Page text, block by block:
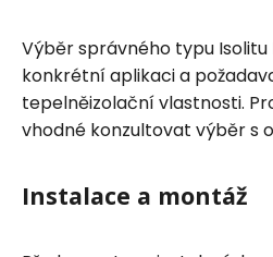
Výběr správného typu Isolitu
konkrétní aplikaci a
tepelněizolační vlastnosti.
vhodné konzultovat výběr s
Instalace a montáž